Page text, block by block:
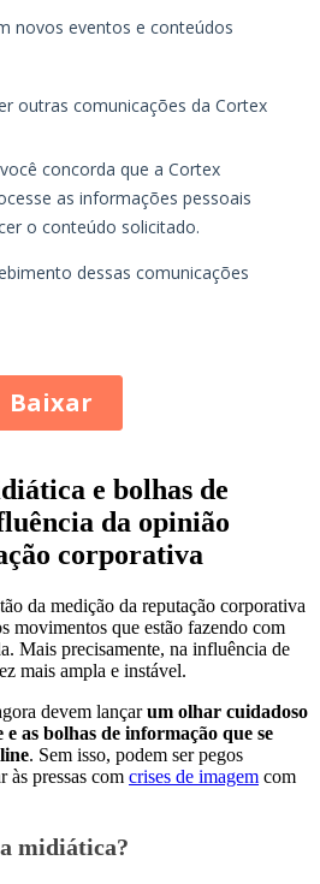
e bolhas de
da opinião
corporativa
da medição da reputação corporativa
movimentos que estão fazendo com
Mais precisamente, na influência de
mais ampla e instável.
devem lançarum olhar cuidadoso
as bolhas de informação que se
. Sem isso, podem ser pegos
às pressas com crises de imagem com
midiática?